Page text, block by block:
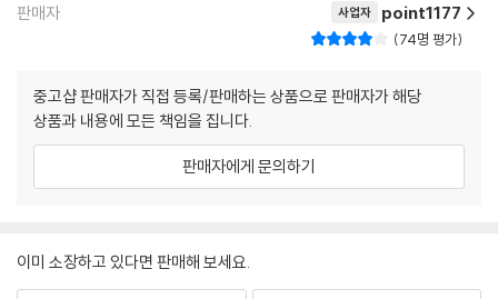
판매자 사업자 point1177
74명 평가
중고샵 판매자가 직접 등록/판매하는 상품으로 판매자가 해당
상품과 내용에 모든 책임을 집니다.
판매자에게 문의하기
이미 소장하고 있다면 판매해 보세요.